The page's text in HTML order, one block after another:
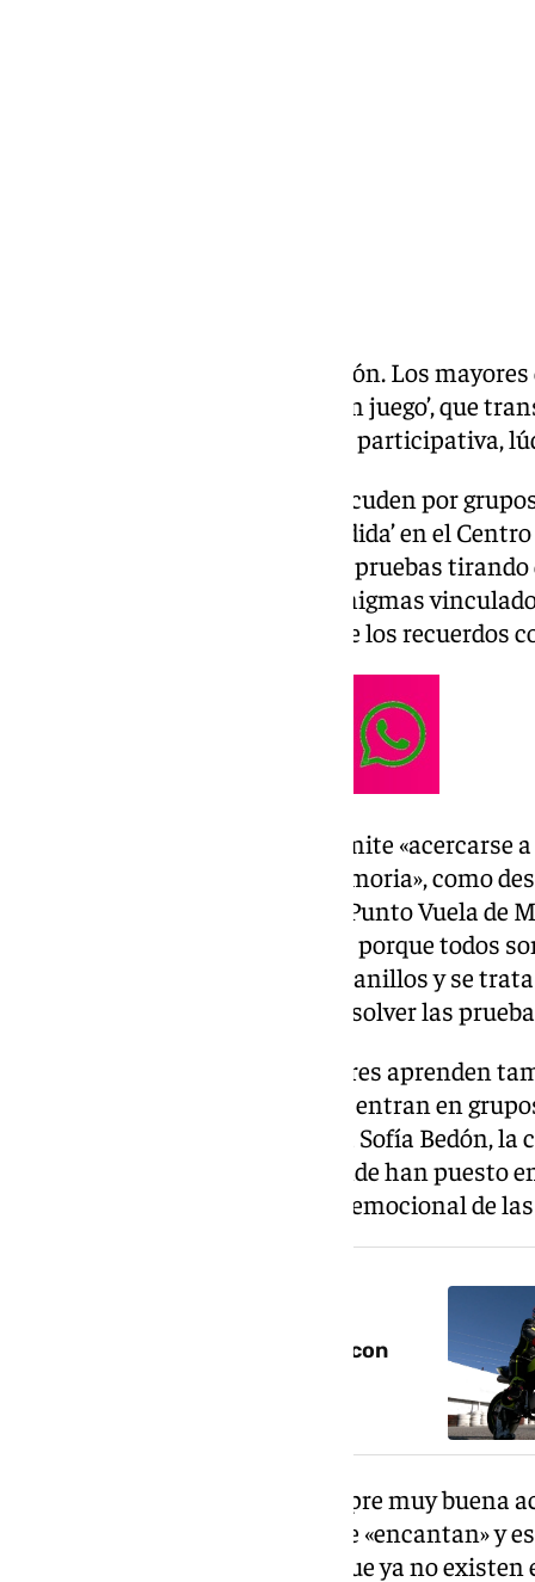
Pruebas, pistas y mucha diversión. Los
programa innovador, ‘Mentes en juego’, que
de memoria en una experiencia participativa,
Muy ilusionados, los mayores acuden por
‘El misterio de la Maracena perdida’ en el
tienen que superar una serie de pruebas
observación para resolver los enigmas
municipio y encontrar el baúl de los recuerdos
Esta divertida actividad les permite «acercarse
forma lúdica y estimular su memoria», como
Agente de Innovación local del Punto Vuela de
basada en la Maracena antigua, porque todos
ayuntamiento había unos marranillos y se
pistas. Ellos hacen piña para resolver las
A través de este juego, los mayores aprenden
ejemplo. «Se lo pasan muy bien, entran en
manera muy divertida», destaca Sofía Bedón,
Contratación en Maracena, donde han puesto
promover también el bienestar emocional de
El niño de Maracena que sueña con
Este tipo de juegos tienen siempre muy buena
las participantes, asegura que le «encantan» y
fotos de hace años, de lugares que ya no